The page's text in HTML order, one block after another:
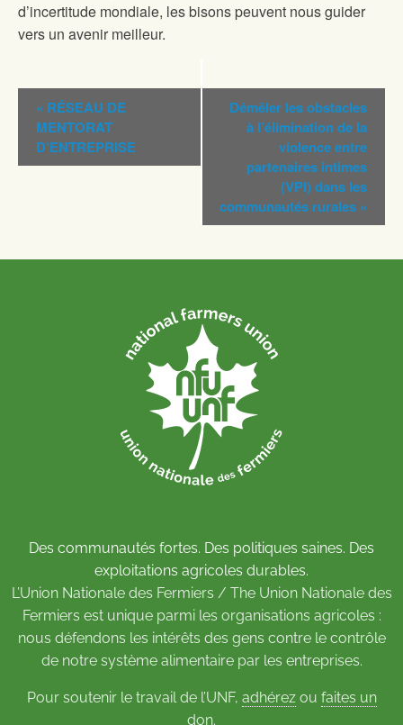
d’incertitude mondiale, les bisons peuvent nous guider
vers un avenir meilleur.
Navigation
Évènement
« RÉSEAU DE
MENTORAT
D’ENTREPRISE
Démêler les obstacles
à l’élimination de la
violence entre
partenaires intimes
(VPI) dans les
communautés rurales »
Des communautés fortes. Des politiques saines. Des
exploitations agricoles durables.
L’Union Nationale des Fermiers / The Union Nationale des
Fermiers est unique parmi les organisations agricoles :
nous défendons les intérêts des gens contre le contrôle
de notre système alimentaire par les entreprises.
Pour soutenir le travail de l’UNF, adhérezou faites un
don.